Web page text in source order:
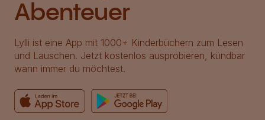
Abenteuer
Lylli ist eine App mit 1000+ Kinderbüchern zum Lesen
und Lauschen. Jetzt kostenlos ausprobieren, kündbar
wann immer du möchtest.